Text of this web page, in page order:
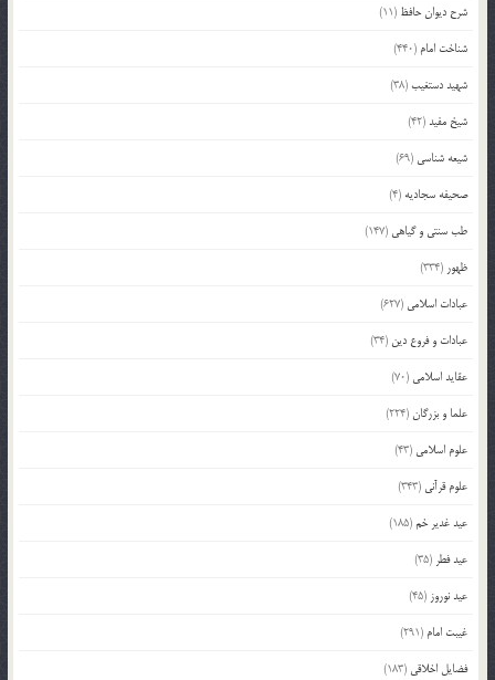
شرح دیوان حافظ (11)
شناخت امام (440)
شهید دستغیب(38)
شیخ مفید(42)
شیعه شناسی (69)
صحیفه سجادیه (4)
طب سنتی و گیاهی (147)
ظهور (334)
عبادات اسلامی (627)
عبادات و فروع دین (34)
عقاید اسلامی (70)
علما و بزرگان(224)
علوم اسلامی (43)
علوم قرآنی (343)
عید غدیر خم(185)
عید فطر (35)
عید نوروز (45)
غیبت امام (291)
فضایل اخلاقی (183)